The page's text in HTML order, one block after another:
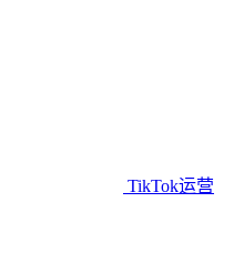
TikTok运营